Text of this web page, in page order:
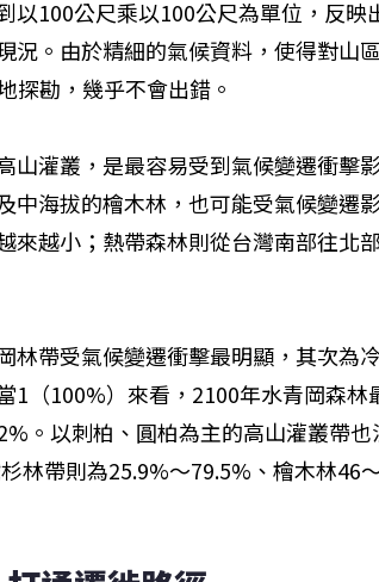
以100公尺乘以100公尺為單位，反映
況。由於精細的氣候資料，使得對山
探勘，幾乎不會出錯。
山灌叢，是最容易受到氣候變遷衝擊
中海拔的檜木林，也可能受氣候變遷
來越小；熱帶森林則從台灣南部往北
林帶受氣候變遷衝擊最明顯，其次為
1（100%）來看，2100年水青岡森林
。以刺柏、圓柏為主的高山灌叢帶也
林帶則為25.9%～79.5%、檜木林46